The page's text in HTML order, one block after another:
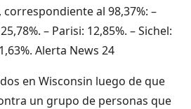
al 98,37%: –
– Parisi: 12,85%. – Sichel:
Alerta News 24
en Wisconsin luego de que
un grupo de personas que